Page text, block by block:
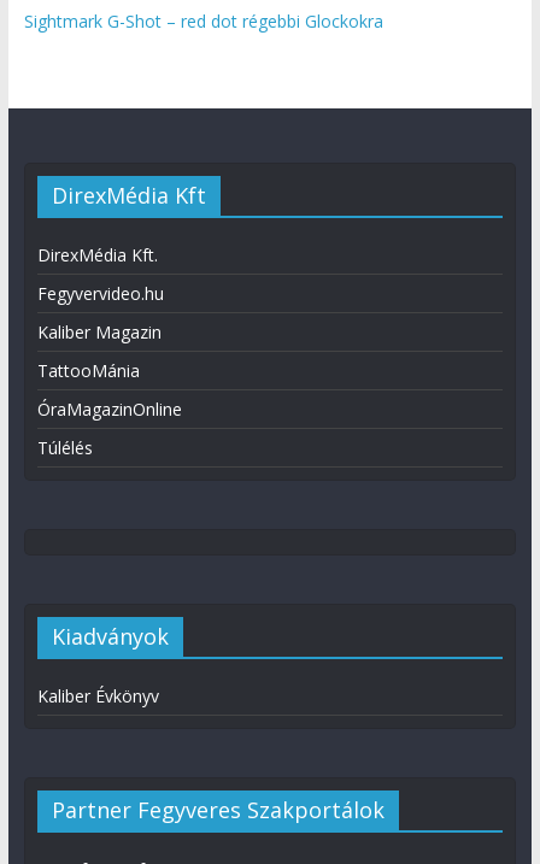
Sightmark G-Shot – red dot régebbi Glockokra
DirexMédia Kft
DirexMédia Kft.
Fegyvervideo.hu
Kaliber Magazin
TattooMánia
ÓraMagazinOnline
Túlélés
Kiadványok
Kaliber Évkönyv
Partner Fegyveres Szakportálok